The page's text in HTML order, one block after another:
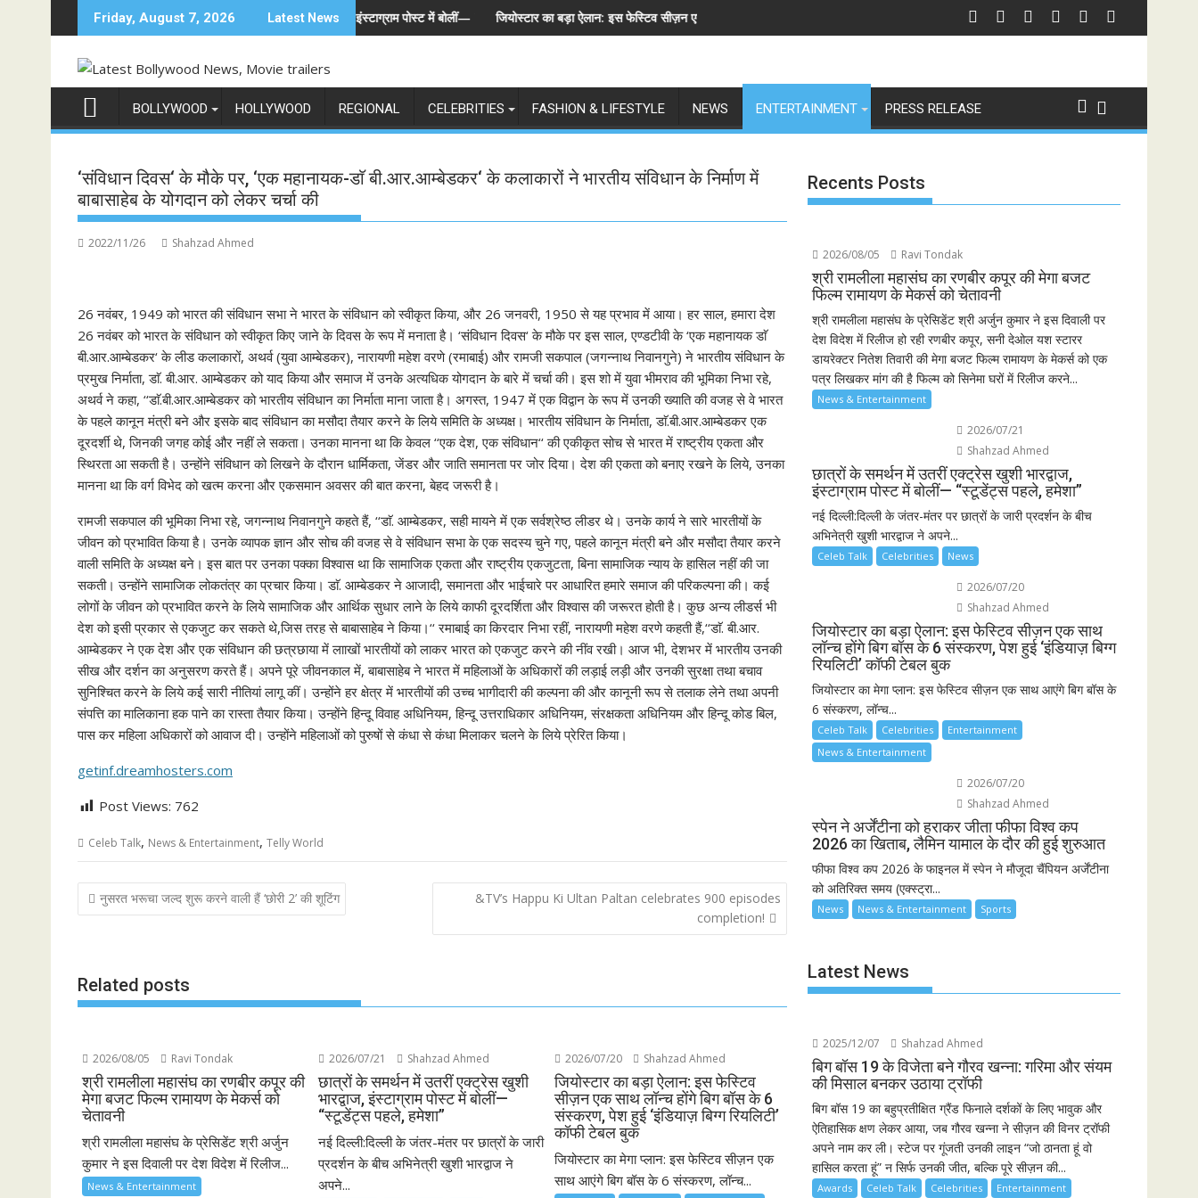
to
Friday, August 7, 2026 Latest News
के मेकर्स को चेतावनीछात्रों के समर्थन में उतरीं एक्ट्रेस खुशी भारद्वाज, इंस्टाग्राम पोस्ट में बोलीं— "स्टूडेंट्स पहले, हमेशा"जियोस्टार का बड़ा ऐलान: इस फेस्टिव सीज़न एक साथ लॉन्च होंगे बिग बॉस के 6 संस्करण, पेश हुई 'इंडियाज़ बिग्ग रियलिटी' कॉफी टेबल बुक
स्पेन ने अर्जेंटीना को हराकर जीता फीफा विश्व कप 2026 का खिताब, लैमिन यामाल के दौर की
BOLLYWOOD HOLLYWOOD REGIONAL CELEBRITIES FASHION & LIFESTYLE NEWS ENTERTAINMENT PRESS RELEASE
‘संविधान दिवस‘ के मौके पर, ‘एक महानायक-डाॅ बी.आर.आम्बेडकर‘ के कलाकारों ने भारतीय संविधान के निर्माण में
बाबासाहेब के योगदान को लेकर चर्चा की
2022/11/26 Shahzad Ahmed
26 नवंबर, 1949 को भारत की संविधान सभा ने भारत के संविधान को स्वीकृत किया, और 26 जनवरी, 1950 से यह प्रभाव में आया। हर साल, हमारा देश
26 नवंबर को भारत के संविधान को स्वीकृत किए जाने के दिवस के रूप में मनाता है। ‘संविधान दिवस‘ के मौके पर इस साल, एण्डटीवी के ‘एक महानायक डाॅ
बी.आर.आम्बेडकर‘ के लीड कलाकारों, अथर्व (युवा आम्बेडकर), नारायणी महेश वरणे (रमाबाई) और रामजी सकपाल (जगन्नाथ निवानगुने) ने भारतीय संविधान के
प्रमुख निर्माता, डाॅ. बी.आर. आम्बेडकर को याद किया और समाज में उनके अत्यधिक योगदान के बारे में चर्चा की। इस शो में युवा भीमराव की भूमिका निभा रहे,
अथर्व ने कहा, ‘‘डाॅ.बी.आर.आम्बेडकर को भारतीय संविधान का निर्माता माना जाता है। अगस्त, 1947 में एक विद्वान के रूप में उनकी ख्याति की वजह से वे भारत
के पहले कानून मंत्री बने और इसके बाद संविधान का मसौदा तैयार करने के लिये समिति के अध्यक्ष। भारतीय संविधान के निर्माता, डाॅ.बी.आर.आम्बेडकर एक
दूरदर्शी थे, जिनकी जगह कोई और नहीं ले सकता। उनका मानना था कि केवल ‘‘एक देश, एक संविधान‘‘ की एकीकृत सोच से भारत में राष्ट्रीय एकता और
स्थिरता आ सकती है। उन्होंने संविधान को लिखने के दौरान धार्मिकता, जेंडर और जाति समानता पर जोर दिया। देश की एकता को बनाए रखने के लिये, उनका
मानना था कि वर्ग विभेद को खत्म करना और एकसमान अवसर की बात करना, बेहद जरूरी है।
रामजी सकपाल की भूमिका निभा रहे, जगन्नाथ निवानगुने कहते हैं, ‘‘डाॅ. आम्बेडकर, सही मायने में एक सर्वश्रेष्ठ लीडर थे। उनके कार्य ने सारे भारतीयों के
जीवन को प्रभावित किया है। उनके व्यापक ज्ञान और सोच की वजह से वे संविधान सभा के एक सदस्य चुने गए, पहले कानून मंत्री बने और मसौदा तैयार करने
वाली समिति के अध्यक्ष बने। इस बात पर उनका पक्का विश्वास था कि सामाजिक एकता और राष्ट्रीय एकजुटता, बिना सामाजिक न्याय के हासिल नहीं की जा
सकती। उन्होंने सामाजिक लोकतंत्र का प्रचार किया। डाॅ. आम्बेडकर ने आजादी, समानता और भाईचारे पर आधारित हमारे समाज की परिकल्पना की। कई
लोगों के जीवन को प्रभावित करने के लिये सामाजिक और आर्थिक सुधार लाने के लिये काफी दूरदर्शिता और विश्वास की जरूरत होती है। कुछ अन्य लीडर्स भी
देश को इसी प्रकार से एकजुट कर सकते थे,जिस तरह से बाबासाहेब ने किया।‘‘ रमाबाई का किरदार निभा रहीं, नारायणी महेश वरणे कहती हैं,‘‘डाॅ. बी.आर.
आम्बेडकर ने एक देश और एक संविधान की छत्रछाया में लााखों भारतीयों को लाकर भारत को एकजुट करने की नींव रखी। आज भी, देशभर में भारतीय उनकी
सीख और दर्शन का अनुसरण करते हैं। अपने पूरे जीवनकाल में, बाबासाहेब ने भारत में महिलाओं के अधिकारों की लड़ाई लड़ी और उनकी सुरक्षा तथा बचाव
सुनिश्चित करने के लिये कई सारी नीतियां लागू कीं। उन्होंने हर क्षेत्र में भारतीयों की उच्च भागीदारी की कल्पना की और कानूनी रूप से तलाक लेने तथा अपनी
संपत्ति का मालिकाना हक पाने का रास्ता तैयार किया। उन्होंने हिन्दू विवाह अधिनियम, हिन्दू उत्तराधिकार अधिनियम, संरक्षकता अधिनियम और हिन्दू कोड बिल,
पास कर महिला अधिकारों को आवाज दी। उन्होंने महिलाओं को पुरुषों से कंधा से कंधा मिलाकर चलने के लिये प्रेरित किया।
getinf.dreamhosters.com
Post Views: 762
Celeb Talk, News & Entertainment, Telly World
Post
navigation
नुसरत भरूचा जल्द शुरू करने वाली हैं ‘छोरी 2’ की शूटिंग
&TV’s Happu Ki Ultan Paltan celebrates 900 episodes
completion!
Related posts
2026/08/05 Ravi Tondak
श्री रामलीला महासंघ का रणबीर कपूर की
मेगा बजट फिल्म रामायण के मेकर्स को
चेतावनी
श्री रामलीला महासंघ के प्रेसिडेंट श्री अर्जुन
कुमार ने इस दिवाली पर देश विदेश में रिलीज...
News & Entertainment
2026/07/21 Shahzad Ahmed
छात्रों के समर्थन में उतरीं एक्ट्रेस खुशी
भारद्वाज, इंस्टाग्राम पोस्ट में बोलीं—
“स्टूडेंट्स पहले, हमेशा”
नई दिल्ली:दिल्ली के जंतर-मंतर पर छात्रों के जारी
प्रदर्शन के बीच अभिनेत्री खुशी भारद्वाज ने
अपने...
2026/07/20 Shahzad Ahmed
जियोस्टार का बड़ा ऐलान: इस फेस्टिव
सीज़न एक साथ लॉन्च होंगे बिग बॉस के 6
संस्करण, पेश हुई ‘इंडियाज़ बिग्ग रियलिटी’
कॉफी टेबल बुक
जियोस्टार का मेगा प्लान: इस फेस्टिव सीज़न एक
साथ आएंगे बिग बॉस के 6 संस्करण, लॉन्च...
Recents Posts
2026/08/05 Ravi Tondak
श्री रामलीला महासंघ का रणबीर कपूर की मेगा बजट
फिल्म रामायण के मेकर्स को चेतावनी
श्री रामलीला महासंघ के प्रेसिडेंट श्री अर्जुन कुमार ने इस दिवाली पर
देश विदेश में रिलीज हो रही रणबीर कपूर, सनी देओल यश स्टारर
डायरेक्टर नितेश तिवारी की मेगा बजट फिल्म रामायण के मेकर्स को एक
पत्र लिखकर मांग की है फिल्म को सिनेमा घरों में रिलीज करने...
News & Entertainment
2026/07/21
Shahzad Ahmed
छात्रों के समर्थन में उतरीं एक्ट्रेस खुशी भारद्वाज,
इंस्टाग्राम पोस्ट में बोलीं— “स्टूडेंट्स पहले, हमेशा”
नई दिल्ली:दिल्ली के जंतर-मंतर पर छात्रों के जारी प्रदर्शन के बीच
अभिनेत्री खुशी भारद्वाज ने अपने...
Celeb Talk Celebrities News
2026/07/20
Shahzad Ahmed
जियोस्टार का बड़ा ऐलान: इस फेस्टिव सीज़न एक साथ
लॉन्च होंगे बिग बॉस के 6 संस्करण, पेश हुई ‘इंडियाज़ बिग्ग
रियलिटी’ कॉफी टेबल बुक
जियोस्टार का मेगा प्लान: इस फेस्टिव सीज़न एक साथ आएंगे बिग बॉस के
6 संस्करण, लॉन्च...
Celeb Talk Celebrities
Entertainment
News & Entertainment
2026/07/20
Shahzad Ahmed
स्पेन ने अर्जेंटीना को हराकर जीता फीफा विश्व कप
2026 का खिताब, लैमिन यामाल के दौर की हुई शुरुआत
फीफा विश्व कप 2026 के फाइनल में स्पेन ने मौजूदा चैंपियन अर्जेंटीना
को अतिरिक्त समय (एक्स्ट्रा...
News News & Entertainment Sports
Latest News
2025/12/07 Shahzad Ahmed
बिग बॉस 19 के विजेता बने गौरव खन्ना: गरिमा और संयम
की मिसाल बनकर उठाया ट्रॉफी
बिग बॉस 19 का बहुप्रतीक्षित ग्रैंड फिनाले दर्शकों के लिए भावुक और
ऐतिहासिक क्षण लेकर आया, जब गौरव खन्ना ने सीज़न की विनर ट्रॉफी
अपने नाम कर ली। स्टेज पर गूंजती उनकी लाइन “जो ठानता हूं वो
हासिल करता हूं” न सिर्फ उनकी जीत, बल्कि पूरे सीज़न की...
Awards Celeb Talk Celebrities
Entertainment